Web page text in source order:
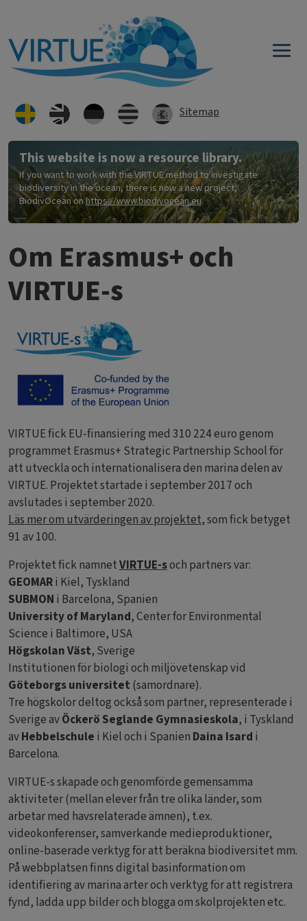
Sitemap
This website is now a resource library.
If you want to work with the VIRTUE method to investigate
biodiversity in the ocean, there is now a new project,
BiodivOcean onhttps://www.biodivocean.eu.
Om Erasmus+ och
VIRTUE-s
VIRTUE fick EU-finansiering med 310 224 euro genom
programmet Erasmus+ Strategic Partnership School för
att utveckla och internationalisera den marina delen av
VIRTUE. Projektet startade i september 2017 och
avslutades i september 2020.
Läs mer om utvärderingen av projektet, som fick betyget
91 av 100.
Projektet fick namnetVIRTUE-soch partners var:
GEOMARi Kiel, Tyskland
SUBMON i Barcelona, ​​Spanien
University of Maryland, Center for Environmental
Science i Baltimore, USA
Högskolan Väst, Sverige
Institutionen för biologi och miljövetenskap vid
Göteborgs universitet (samordnare).
Tre högskolor deltog också som partner, representerade i
Sverige avÖckerö Seglande Gymnasieskola, i Tyskland
avHebbelschule i Kiel och i Spanien Daina Isard i
Barcelona.
VIRTUE-s skapade och genomförde gemensamma
aktiviteter (mellan elever från tre olika länder, som
arbetar med havsrelaterade ämnen), t.ex.
videokonferenser, samverkande medieproduktioner,
online-baserade verktyg för att beräkna biodiversitet mm.
På webbplatsen finns digital basinformation om
identifiering av marina arter och verktyg för att registrera
fynd, ladda upp bilder och blogga om skolprojekten etc.